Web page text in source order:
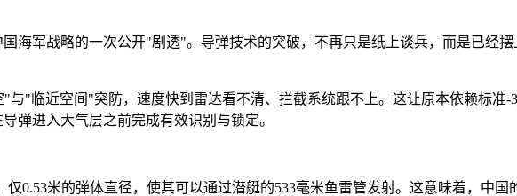
海军战略的一次公开"剧透"。导弹技术的突破，不再只是纸上谈兵，而是已经
与"临近空间"突防，速度快到雷达看不清、拦截系统跟不上。这让原本依赖标准
弹进入大气层之前完成有效识别与锁定。
仅0.53米的弹体直径，使其可以通过潜艇的533毫米鱼雷管发射。这意味着，中